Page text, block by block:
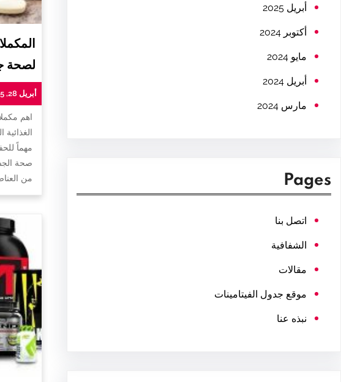
أبريل 2025
أكتوبر 2024
مايو 2024
أبريل 2024
مارس 2024
Pages
اتصل بنا
الشفافية
مقالات
موقع جدول الفيتامينات
نبذه عنا
لصحة
أبريل 28, 2025
اهم
مهماً
صحة
من